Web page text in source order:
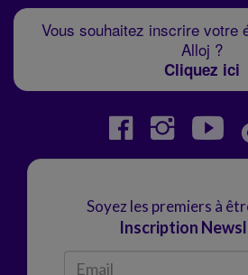
Vous souhaitez inscrire votre
Alloj ?
Cliquez ici
Soyez les premiers à
Inscription